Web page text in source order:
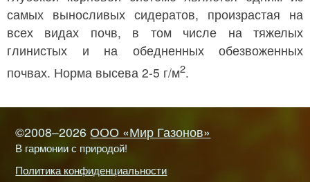
самых выносливых сидератов, произрастая на
всех видах почв, в том числе на тяжелых
глинистых и на обедненных обезвоженных
почвах. Норма высева 2-5 г/м2.
©2008–2026 ООО «Мир Газонов»
В гармонии с природой!
Политика конфиденциальности